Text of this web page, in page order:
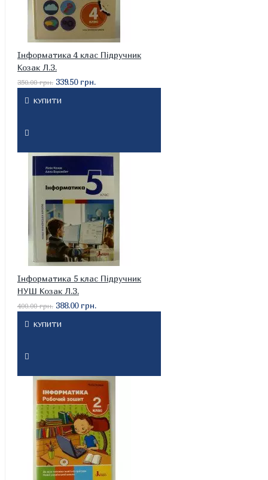
Інформатика 4 клас Підручник
Козак Л.З.
350.00 грн. 339.50 грн.
КУПИТИ
Інформатика 5 клас Підручник
НУШ Козак Л.З.
400.00 грн. 388.00 грн.
КУПИТИ